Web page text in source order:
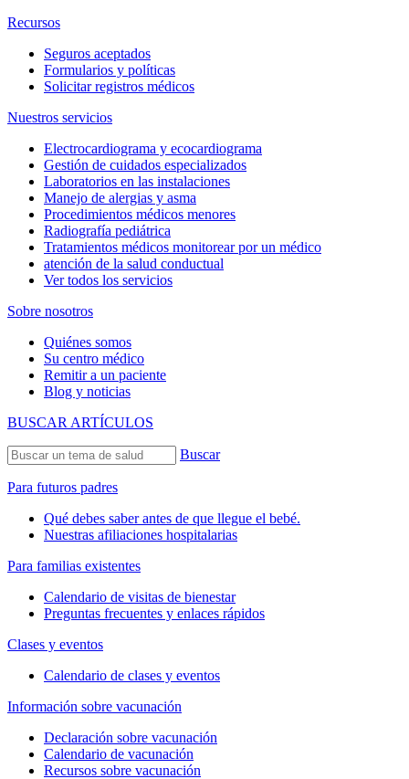
Recursos
Seguros aceptados
Formularios y políticas
Solicitar registros médicos
Nuestros servicios
Electrocardiograma y ecocardiograma
Gestión de cuidados especializados
Laboratorios en las instalaciones
Manejo de alergias y asma
Procedimientos médicos menores
Radiografía pediátrica
Tratamientos médicos monitorear por un médico
atención de la salud conductual
Ver todos los servicios
Sobre nosotros
Quiénes somos
Su centro médico
Remitir a un paciente
Blog y noticias
BUSCAR ARTÍCULOS
Buscar
Para futuros padres
Qué debes saber antes de que llegue el bebé.
Nuestras afiliaciones hospitalarias
Para familias existentes
Calendario de visitas de bienestar
Preguntas frecuentes y enlaces rápidos
Clases y eventos
Calendario de clases y eventos
Información sobre vacunación
Declaración sobre vacunación
Calendario de vacunación
Recursos sobre vacunación